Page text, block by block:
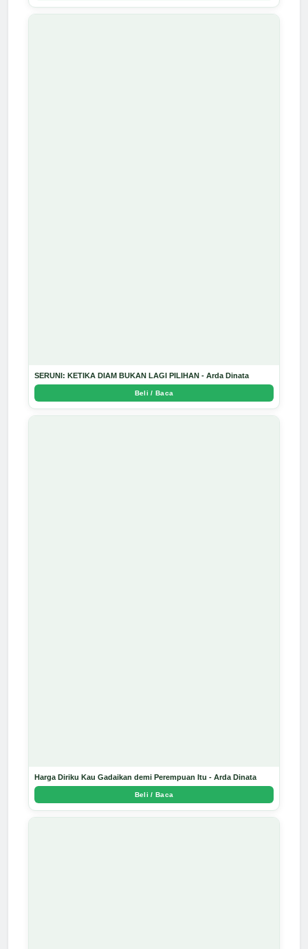
SERUNI: KETIKA DIAM BUKAN LAGI PILIHAN - Arda Dinata
Beli / Baca
Harga Diriku Kau Gadaikan demi Perempuan Itu - Arda Dinata
Beli / Baca